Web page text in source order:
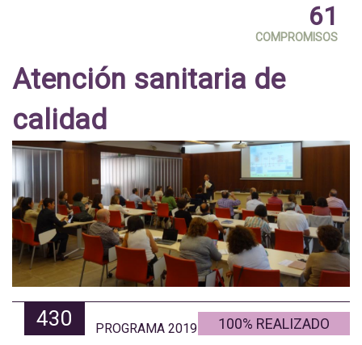
61
COMPROMISOS
Atención sanitaria de
calidad
430 PROGRAMA 2019 100% REALIZADO